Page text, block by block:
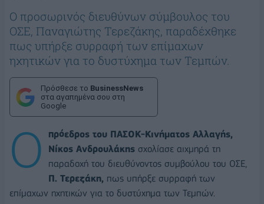
Ο προσωρινός διευθύνων σύμβουλος του
ΟΣΕ, Παναγιώτης Τερεζάκης, παραδέχθηκε
πως υπήρξε συρραφή των επίμαχων
ηχητικών για το δυστύχημα των Τεμπών.
Πρόσθεσε το BusinessNews
στα αγαπημένα σου στη
Google
Ο
πρόεδρος του ΠΑΣΟΚ-Κινήματος Αλλαγής,
Νίκος Ανδρουλάκης σχολίασε αιχμηρά τη
παραδοχή του διευθύνοντος συμβούλου του ΟΣΕ,
Π. Τερεζάκη, πως υπήρξε συρραφή των
επίμαχων ηχητικών για το δυστύχημα των Τεμπών.